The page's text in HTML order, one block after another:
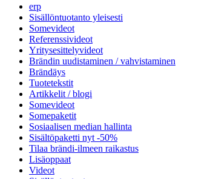
erp
Sisällöntuotanto yleisesti
Somevideot
Referenssivideot
Yritysesittelyvideot
Brändin uudistaminen / vahvistaminen
Brändäys
Tuotetekstit
Artikkelit / blogi
Somevideot
Somepaketit
Sosiaalisen median hallinta
Sisältöpaketti nyt -50%
Tilaa brändi-ilmeen raikastus
Lisäoppaat
Videot